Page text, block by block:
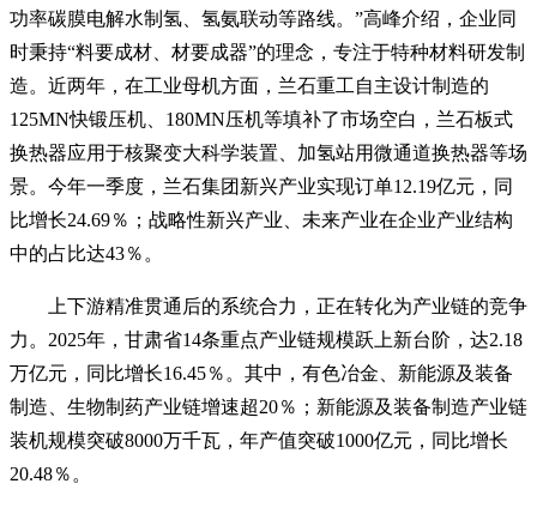
功率碳膜电解水制氢、氢氨联动等路线。”高峰介绍，企业同
时秉持“料要成材、材要成器”的理念，专注于特种材料研发制
造。近两年，在工业母机方面，兰石重工自主设计制造的
125MN快锻压机、180MN压机等填补了市场空白，兰石板式
换热器应用于核聚变大科学装置、加氢站用微通道换热器等场
景。今年一季度，兰石集团新兴产业实现订单12.19亿元，同
比增长24.69％；战略性新兴产业、未来产业在企业产业结构
中的占比达43％。
上下游精准贯通后的系统合力，正在转化为产业链的竞争
力。2025年，甘肃省14条重点产业链规模跃上新台阶，达2.18
万亿元，同比增长16.45％。其中，有色冶金、新能源及装备
制造、生物制药产业链增速超20％；新能源及装备制造产业链
装机规模突破8000万千瓦，年产值突破1000亿元，同比增长
20.48％。